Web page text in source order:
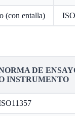
(con entalla) ISO
DE ENSAYO
INSTRUMENTO